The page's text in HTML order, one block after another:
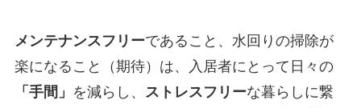
メンテナンスフリーであること、水回りの掃除が
楽になること（期待）は、入居者にとって日々の
「手間」 を減らし、 ストレスフリーな暮らしに繋